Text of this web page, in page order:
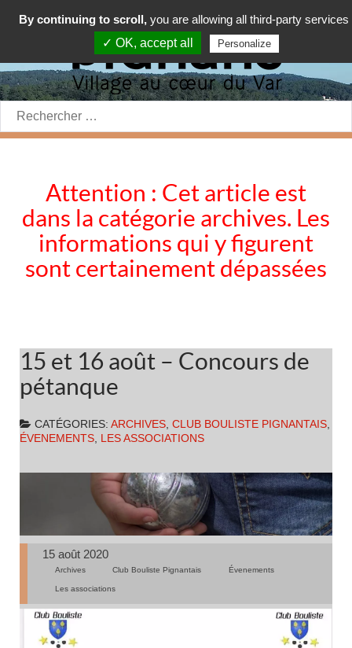
Rechercher:
Attention : Cet article est
dans la catégorie archives. Les
informations qui y figurent
sont certainement dépassées
15 et 16 août – Concours de
pétanque
CATÉGORIES: ARCHIVES, CLUB BOULISTE PIGNANTAIS,
ÉVENEMENTS, LES ASSOCIATIONS
15 août 2020
Archives Club Bouliste Pignantais Évenements
Les associations
By continuing to scroll, you are allowing all third-party services
✓ OK, accept all
Personalize